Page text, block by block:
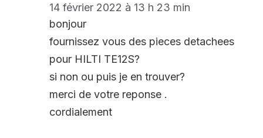
14 février 2022 à 13 h 23 min
bonjour
fournissez vous des pieces detachees
pour HILTI TE12S?
si non ou puis je en trouver?
merci de votre reponse .
cordialement